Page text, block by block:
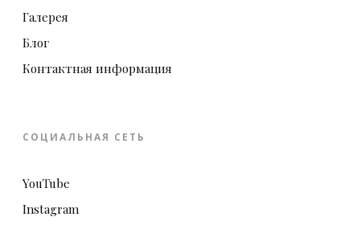
Галерея
Блог
Контактная информация
СОЦИАЛЬНАЯ СЕТЬ
YouTube
Instagram